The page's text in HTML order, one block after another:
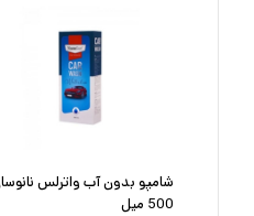
شامپو بدون آب واترلس
500 میل